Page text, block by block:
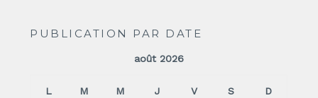
PUBLICATION PAR DATE
août 2026
L M M J V S D